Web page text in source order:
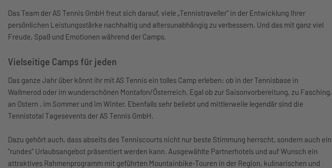
Das Team der AS Tennis GmbH freut sich darauf, viele „Tennistraveller“ in der Entwicklung Ihrer
persönlichen Leistungsstärke nachhaltig und altersunabhängig zu verbessern. Und das mit ganz viel
Freude, Spaß und Emotionen während der Camps.
Vielseitige Camps für jeden
Das ganze Jahr über könnt ihr mit AS Tennis ein tolles Camp erleben: ob in der Tennisbase in
Wallmerod oder im wunderschönen Montafon/Österreich. Egal ob zur Saisonvorbereitung, zu Fasching,
an Ostern , im Sommer und im Winter. Ebenfalls sehr beliebt und mittlerweile legendär sind die
Tennistotal Tagesevents der AS Tennis GmbH.
Dazu gehört auch, dass abseits des Tenniscourts nicht nur beste Stimmung herrscht, sondern auch ein
"rundes" Urlaubsangebot präsentiert werden kann. Ausgewählte Partnerhotels und auf Wunsch ein
attraktives Rahmenprogramm mit geführten Mountainbike-Touren in der Region, kulinarischen und